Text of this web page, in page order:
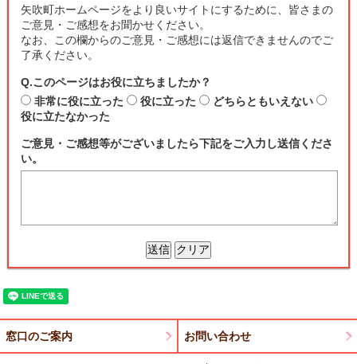
矢吹町ホームページをより良いサイトにするために、皆さまの
ご意見・ご感想をお聞かせください。
なお、この欄からのご意見・ご感想には返信できませんのでご
了承ください。
Q.このページはお役に立ちましたか？
非常に役に立った
役に立った
どちらともいえない
役に立たなかった
ご意見・ご感想等がございましたら下記をご入力し送信くださ
い。
窓口のご案内 お問い合わせ